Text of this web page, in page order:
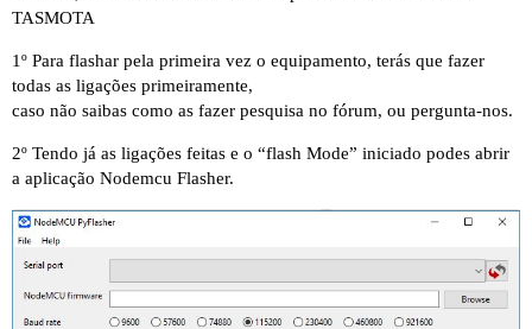
TASMOTA
1º Para flashar pela primeira vez o equipamento, terás que fazer
todas as ligações primeiramente,
caso não saibas como as fazer pesquisa no fórum, ou pergunta-nos.
2º Tendo já as ligações feitas e o “flash Mode” iniciado podes abrir
a aplicação Nodemcu Flasher.